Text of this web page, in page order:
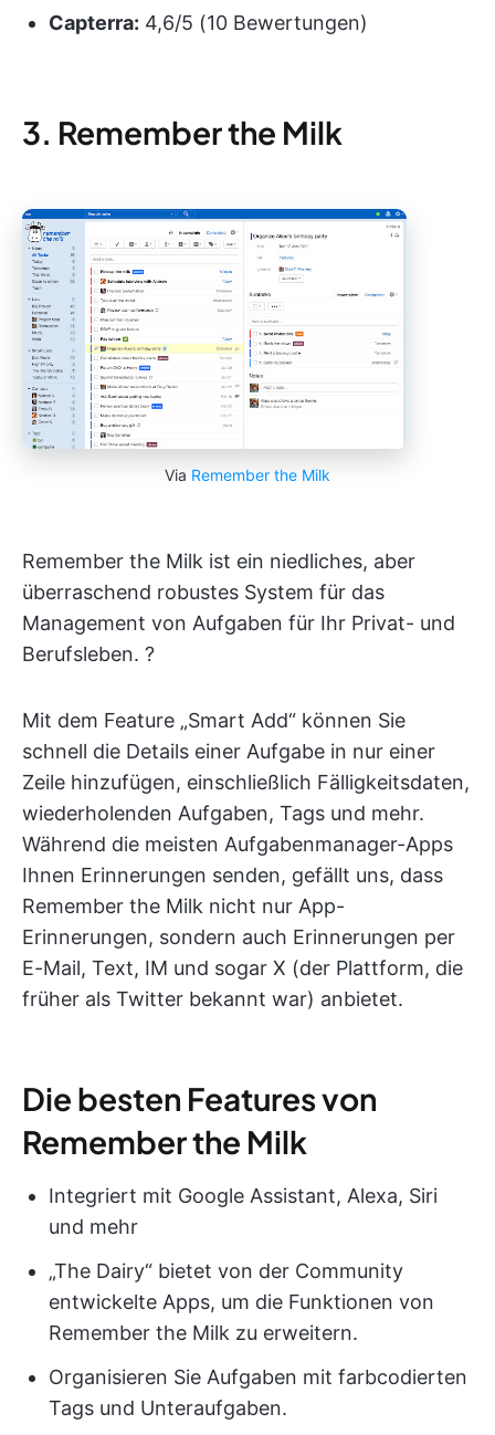
Capterra: 4,6/5 (10 Bewertungen)
3. Remember the Milk
Via Remember the Milk
Remember the Milk ist ein niedliches, aber
überraschend robustes System für das
Management von Aufgaben für Ihr Privat- und
Berufsleben. ?
Mit dem Feature „Smart Add“ können Sie
schnell die Details einer Aufgabe in nur einer
Zeile hinzufügen, einschließlich Fälligkeitsdaten,
wiederholenden Aufgaben, Tags und mehr.
Während die meisten Aufgabenmanager-Apps
Ihnen Erinnerungen senden, gefällt uns, dass
Remember the Milk nicht nur App-
Erinnerungen, sondern auch Erinnerungen per
E-Mail, Text, IM und sogar X (der Plattform, die
früher als Twitter bekannt war) anbietet.
Die besten Features von
Remember the Milk
Integriert mit Google Assistant, Alexa, Siri
und mehr
„The Dairy“ bietet von der Community
entwickelte Apps, um die Funktionen von
Remember the Milk zu erweitern.
Organisieren Sie Aufgaben mit farbcodierten
Tags und Unteraufgaben.